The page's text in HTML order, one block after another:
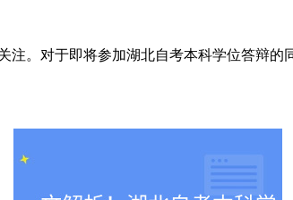
注。对于即将参加湖北自考本科学位答辩